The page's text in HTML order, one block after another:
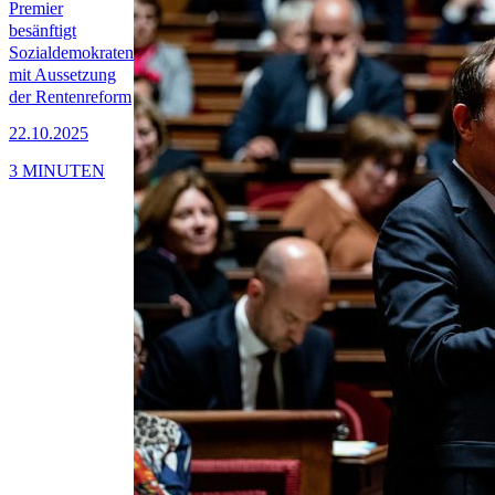
Premier
besänftigt
Sozialdemokraten
mit Aussetzung
der Rentenreform
22.10.2025
3 MINUTEN